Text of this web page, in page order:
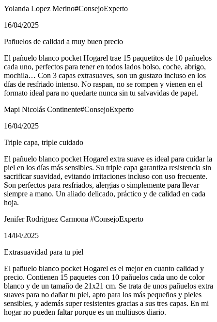
Yolanda Lopez Merino#ConsejoExperto
16/04/2025
Pañuelos de calidad a muy buen precio
El pañuelo blanco pocket Hogarel trae 15 paquetitos de 10 pañuelos
cada uno, perfectos para tener en todos lados bolso, coche, abrigo,
mochila… Con 3 capas extrasuaves, son un gustazo incluso en los
días de resfriado intenso. No raspan, no se rompen y vienen en el
formato ideal para no quedarte nunca sin tu salvavidas de papel.
Mapi Nicolás Continente#ConsejoExperto
16/04/2025
Triple capa, triple cuidado
El pañuelo blanco pocket Hogarel extra suave es ideal para cuidar la
piel en los días más sensibles. Su triple capa garantiza resistencia sin
sacrificar suavidad, evitando irritaciones incluso con uso frecuente.
Son perfectos para resfriados, alergias o simplemente para llevar
siempre a mano. Un aliado delicado, práctico y de calidad en cada
hoja.
Jenifer Rodríguez Carmona #ConsejoExperto
14/04/2025
Extrasuavidad para tu piel
El pañuelo blanco pocket Hogarel es el mejor en cuanto calidad y
precio. Contienen 15 paquetes con 10 pañuelos cada uno de color
blanco y de un tamaño de 21x21 cm. Se trata de unos pañuelos extra
suaves para no dañar tu piel, apto para los más pequeños y pieles
sensibles, y además super resistentes gracias a sus tres capas. En mi
hogar no pueden faltar porque es un multiusos diario.